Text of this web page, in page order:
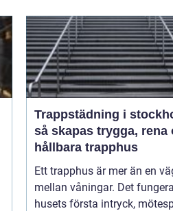
Trappstädning i
så skapas trygga, rena
hållbara trapphus
Ett trapphus är mer än en
mellan våningar. Det
husets första intryck,